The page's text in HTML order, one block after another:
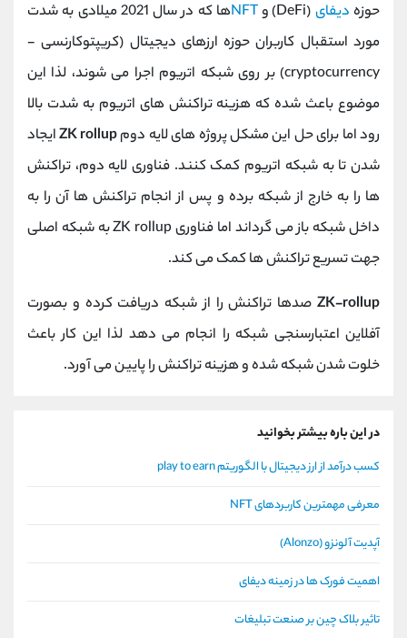
حوزه دیفای (DeFi) و NFT
ها که در سال 2021 میلادی به شدت
مورد استقبال کاربران حوزه ارزهای دیجیتال (کریپتوکارنسی -
cryptocurrency) بر روی شبکه اتریوم اجرا می شوند، لذا این
موضوع باعث شده که هزینه تراکنش های اتریوم به شدت بالا
رود اما برای حل این مشکل پروژه های لایه دومZK rollupایجاد
شدن تا به شبکه اتریوم کمک کنند. فناوری لایه دوم، تراکنش
ها را به خارج از شبکه برده و پس از انجام تراکنش ها آن را به
داخل شبکه باز می گرداند اما فناوری ZK rollup به شبکه اصلی
جهت تسریع تراکنش ها کمک می کند.
ZK-rollup صدها تراکنش را از شبکه دریافت کرده و بصورت
آفلاین اعتبارسنجی شبکه را انجام می دهد لذا این کار باعث
خلوت شدن شبکه شده و هزینه تراکنش را پایین می آورد.
در این باره بیشتر بخوانید
کسب درآمد از ارز دیجیتال با الگوریتم play to earn
معرفی مهمترین کاربردهای NFT
آپدیت آلونزو (Alonzo)
اهمیت فورک ها در زمینه دیفای
تاثیر بلاک چین بر صنعت تبلیغات